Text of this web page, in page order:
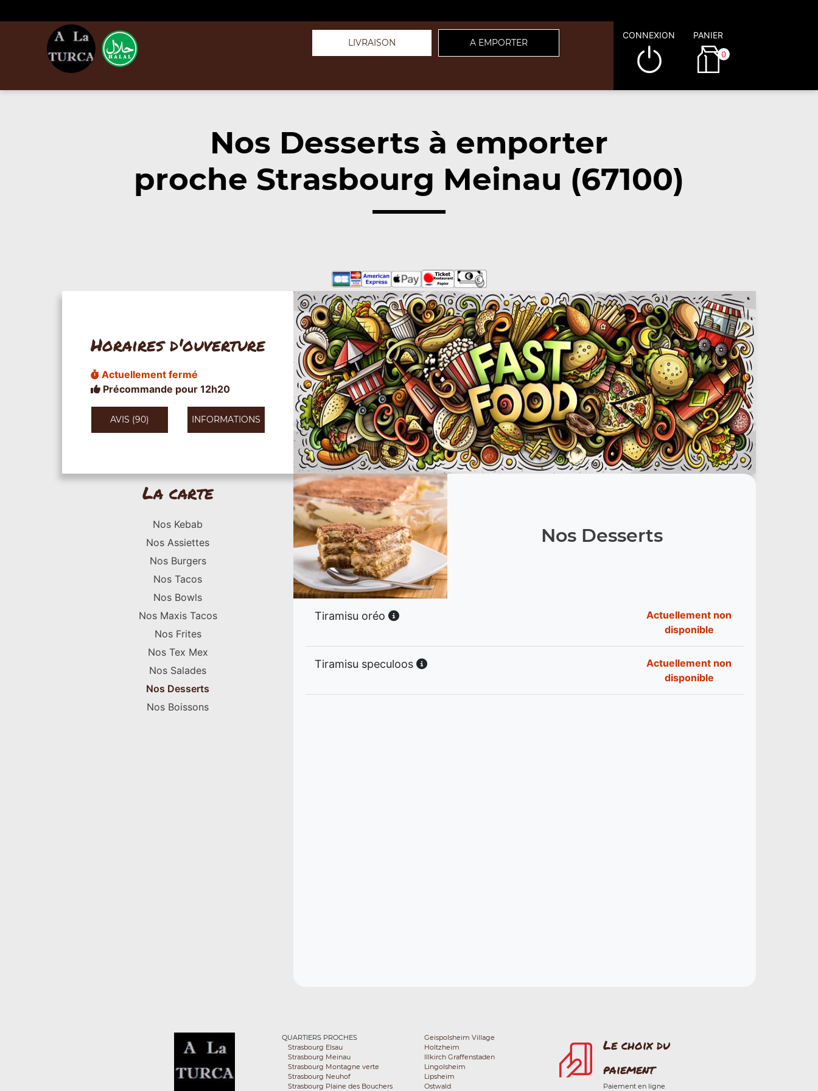
LIVRAISON A EMPORTER
CONNEXION PANIER
0
Nos Desserts à emporter
proche Strasbourg Meinau (67100)
Horaires d'ouverture
Actuellement fermé
Précommande pour 12h20
AVIS (90) INFORMATIONS
La carte
Nos Kebab
Nos Assiettes
Nos Burgers
Nos Tacos
Nos Bowls
Nos Maxis Tacos
Nos Frites
Nos Tex Mex
Nos Salades
Nos Desserts
Nos Boissons
Nos Desserts
Tiramisu oréo
Actuellement non
disponible
Tiramisu speculoos
Actuellement non
disponible
QUARTIERS PROCHES
Strasbourg Elsau
Strasbourg Meinau
Strasbourg Montagne verte
Strasbourg Neuhof
Strasbourg Plaine des Bouchers
Geispolsheim Village
Holtzheim
Illkirch Graffenstaden
Lingolsheim
Lipsheim
Ostwald
Le choix du
paiement
Paiement en ligne